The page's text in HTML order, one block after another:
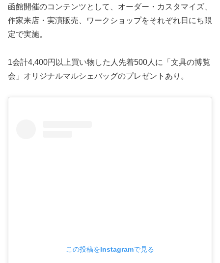
函館開催のコンテンツとして、オーダー・カスタマイズ、
作家来店・実演販売、ワークショップをそれぞれ日にち限
定で実施。
1会計4,400円以上買い物した人先着500人に「文具の博覧
会」オリジナルマルシェバッグのプレゼントあり。
この投稿をInstagramで見る